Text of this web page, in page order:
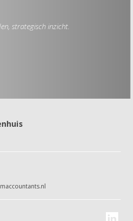
strategisch inzicht.